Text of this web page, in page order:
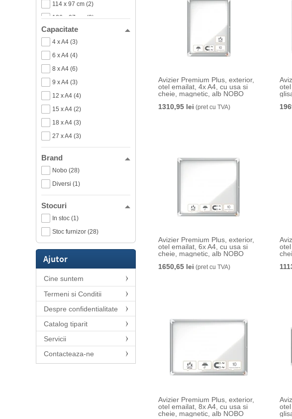
114 x 97 cm (2)
136 x 97 cm (3)
200 x 97 cm (3)
Capacitate
4 x A4 (3)
6 x A4 (4)
8 x A4 (6)
9 x A4 (3)
12 x A4 (4)
15 x A4 (2)
18 x A4 (3)
27 x A4 (3)
Brand
Nobo (28)
Diversi (1)
Stocuri
In stoc (1)
Stoc furnizor (28)
Ajutor
Cine suntem
Termeni si Conditii
Despre confidentialitate
Catalog tiparit
Servicii
Contacteaza-ne
Avizier Premium Plus, exterior,
otel emailat, 4x A4, cu usa si
cheie, magnetic, alb NOBO
1310,95 lei (pret cu TVA)
Avizier Premium Plus, exterior,
otel emailat, 6x A4, cu usa si
cheie, magnetic, alb NOBO
1650,65 lei (pret cu TVA)
Avizier Premium Plus, exterior,
otel emailat, 8x A4, cu usa si
cheie, magnetic, alb NOBO